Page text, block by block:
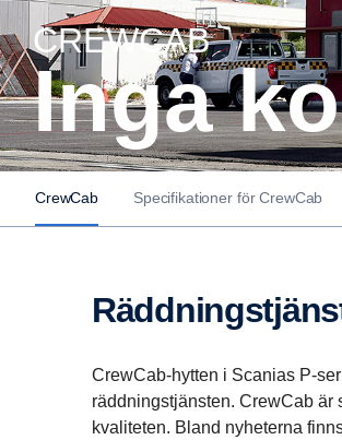
CREWCAB
Inga
CrewCab Specifikationer för CrewCab
CrewCab-hytten i Scanias P-
räddningstjänsten. CrewCab är
kvaliteten. Bland nyheterna